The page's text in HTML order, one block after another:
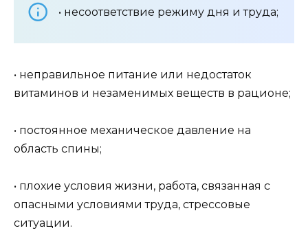
• несоответствие режиму дня и труда;
• неправильное питание или недостаток
витаминов и незаменимых веществ в рационе;
• постоянное механическое давление на
область спины;
• плохие условия жизни, работа, связанная с
опасными условиями труда, стрессовые
ситуации.